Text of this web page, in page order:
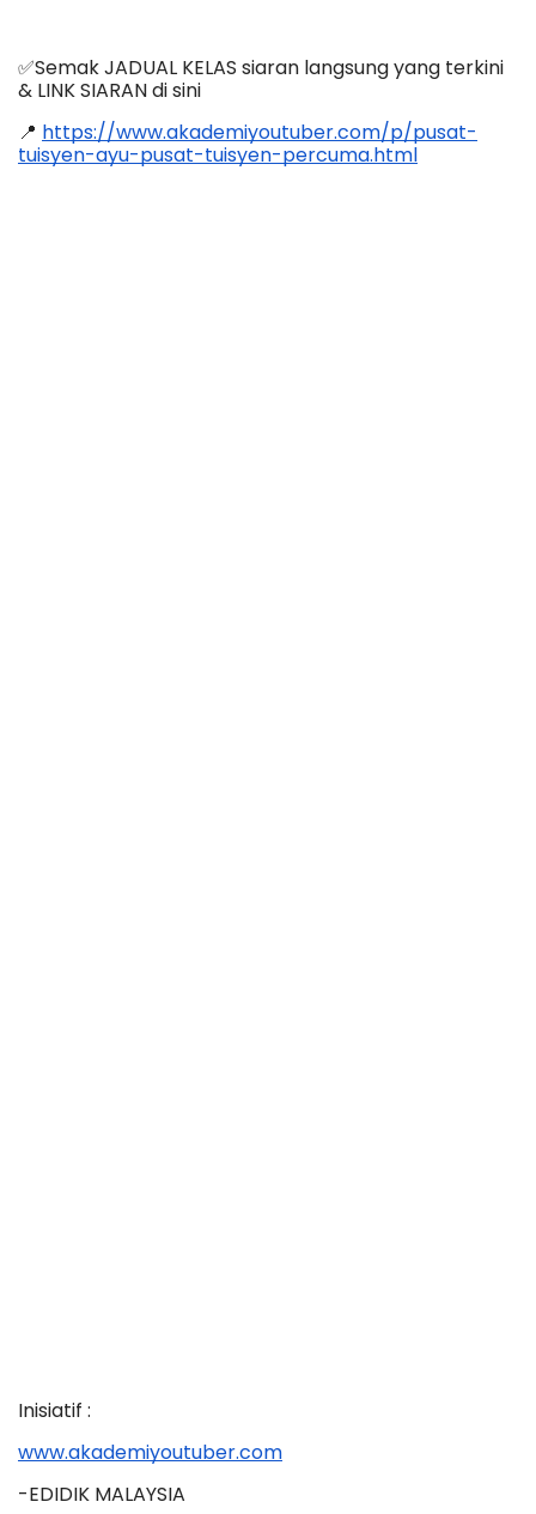
✅Semak JADUAL KELAS siaran langsung yang terkini
& LINK SIARAN di sini
📍 https://www.akademiyoutuber.com/p/pusat-
tuisyen-ayu-pusat-tuisyen-percuma.html
Inisiatif :
www.akademiyoutuber.com
-EDIDIK MALAYSIA